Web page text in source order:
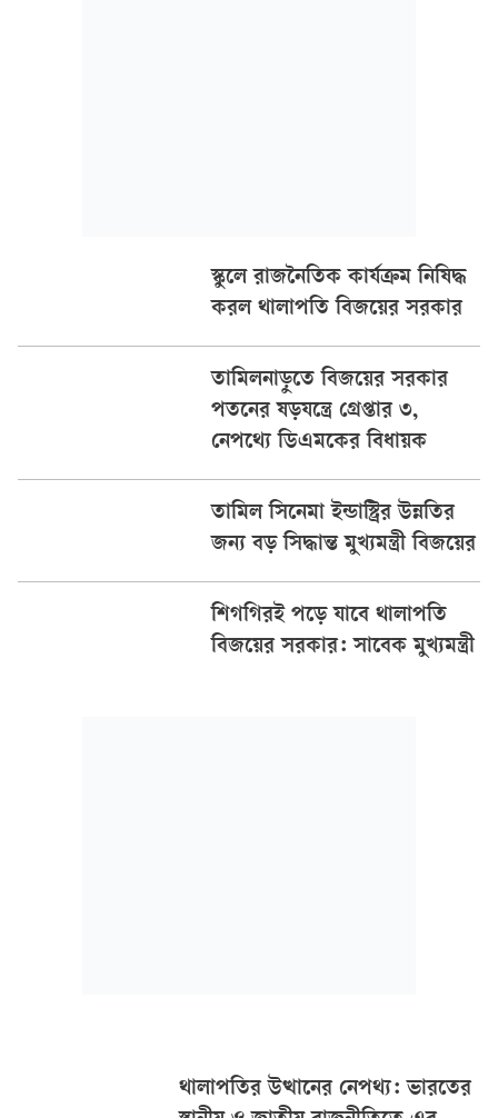
স্কুলে রাজনৈতিক কার্যক্রম নিষিদ্ধ
করল থালাপতি বিজয়ের সরকার
তামিলনাড়ুতে বিজয়ের সরকার
পতনের ষড়যন্ত্রে গ্রেপ্তার ৩,
নেপথ্যে ডিএমকের বিধায়ক
তামিল সিনেমা ইন্ডাস্ট্রির উন্নতির
জন্য বড় সিদ্ধান্ত মুখ্যমন্ত্রী বিজয়ের
শিগগিরই পড়ে যাবে থালাপতি
বিজয়ের সরকার: সাবেক মুখ্যমন্ত্রী
থালাপতির উত্থানের নেপথ্য: ভারতের